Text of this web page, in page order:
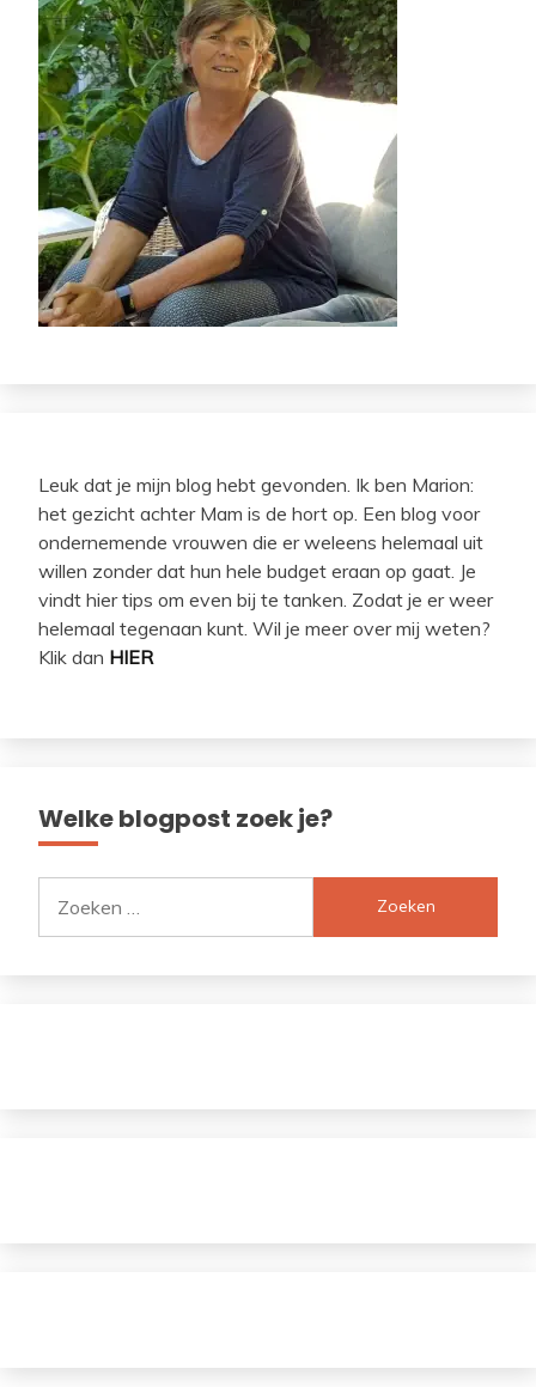
Leuk dat je mijn blog hebt gevonden. Ik ben Marion:
het gezicht achter Mam is de hort op. Een blog voor
ondernemende vrouwen die er weleens helemaal uit
willen zonder dat hun hele budget eraan op gaat. Je
vindt hier tips om even bij te tanken. Zodat je er weer
helemaal tegenaan kunt. Wil je meer over mij weten?
Klik dan HIER
Welke blogpost zoek je?
naar: